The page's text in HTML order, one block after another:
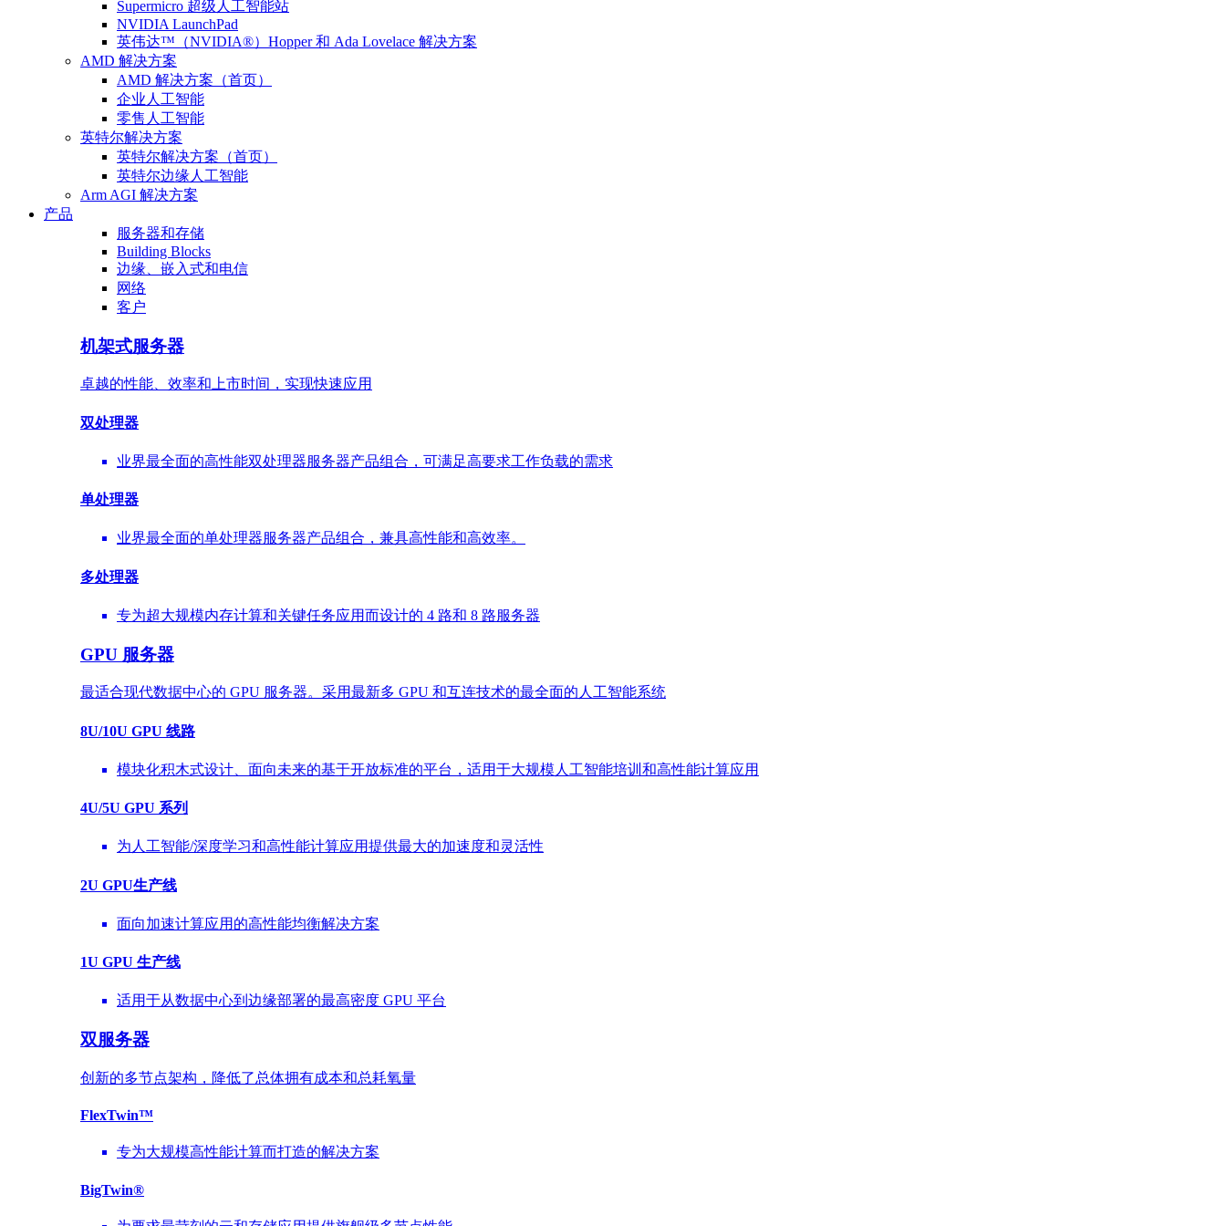
Supermicro 超级人工智能站
NVIDIA LaunchPad
英伟达™（NVIDIA®）Hopper 和 Ada Lovelace 解决方案
AMD 解决方案
AMD 解决方案（首页）
企业人工智能
零售人工智能
英特尔解决方案
英特尔解决方案（首页）
英特尔边缘人工智能
Arm AGI 解决方案
产品
服务器和存储
Building Blocks
边缘、嵌入式和电信
网络
客户
机架式服务器
卓越的性能、效率和上市时间，实现快速应用
双处理器
业界最全面的高性能双处理器服务器产品组合，可满足高要求工作负载的需求
单处理器
业界最全面的单处理器服务器产品组合，兼具高性能和高效率。
多处理器
专为超大规模内存计算和关键任务应用而设计的 4 路和 8 路服务器
GPU 服务器
最适合现代数据中心的 GPU 服务器。采用最新多 GPU 和互连技术的最全面的人工智能系统
8U/10U GPU 线路
模块化积木式设计、面向未来的基于开放标准的平台，适用于大规模人工智能培训和高性能计算应用
4U/5U GPU 系列
为人工智能/深度学习和高性能计算应用提供最大的加速度和灵活性
2U GPU生产线
面向加速计算应用的高性能均衡解决方案
1U GPU 生产线
适用于从数据中心到边缘部署的最高密度 GPU 平台
双服务器
创新的多节点架构，降低了总体拥有成本和总耗氧量
FlexTwin™
专为大规模高性能计算而打造的解决方案
BigTwin®